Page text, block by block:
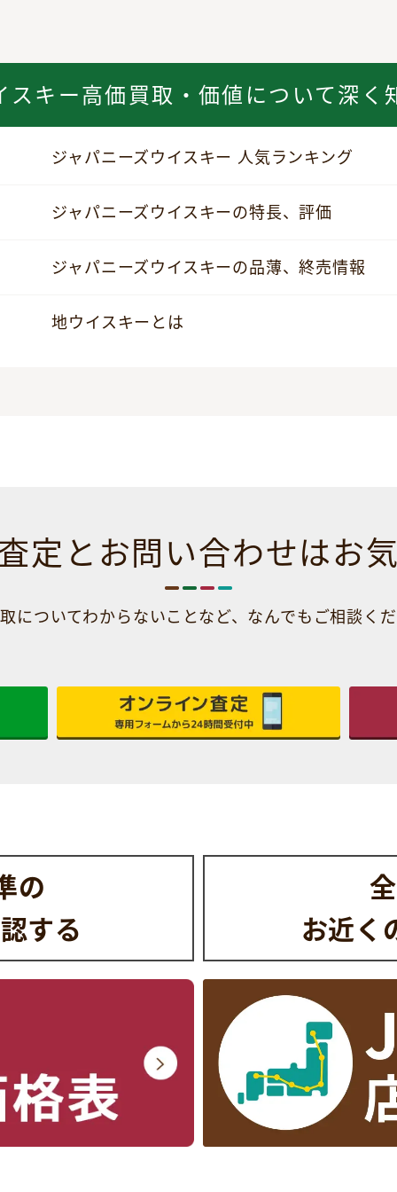
スキー高価買取・価値について深く
ジャパニーズウイスキー 人気ランキング
ジャパニーズウイスキーの特長、評価
ジャパニーズウイスキーの品薄、終売情報
地ウイスキーとは
定とお問い合わせはお
についてわからないことなど、 なんでもご相談く
の
する
お近く